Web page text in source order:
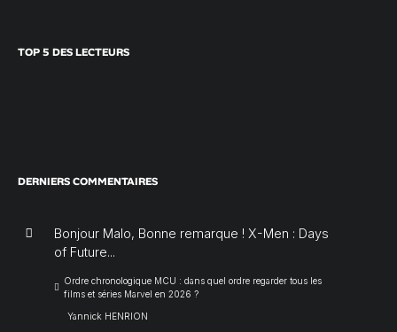
TOP 5 DES LECTEURS
DERNIERS COMMENTAIRES
Bonjour Malo, Bonne remarque ! X-Men : Days
of Future...
Ordre chronologique MCU : dans quel ordre regarder tous les
films et séries Marvel en 2026 ?
Yannick HENRION